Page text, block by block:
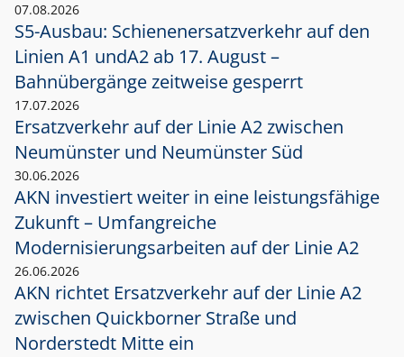
07.08.2026
S5-Ausbau: Schienenersatzverkehr auf den
Linien A1 undA2 ab 17. August –
Bahnübergänge zeitweise gesperrt
17.07.2026
Ersatzverkehr auf der Linie A2 zwischen
Neumünster und Neumünster Süd
30.06.2026
AKN investiert weiter in eine leistungsfähige
Zukunft – Umfangreiche
Modernisierungsarbeiten auf der Linie A2
26.06.2026
AKN richtet Ersatzverkehr auf der Linie A2
zwischen Quickborner Straße und
Norderstedt Mitte ein